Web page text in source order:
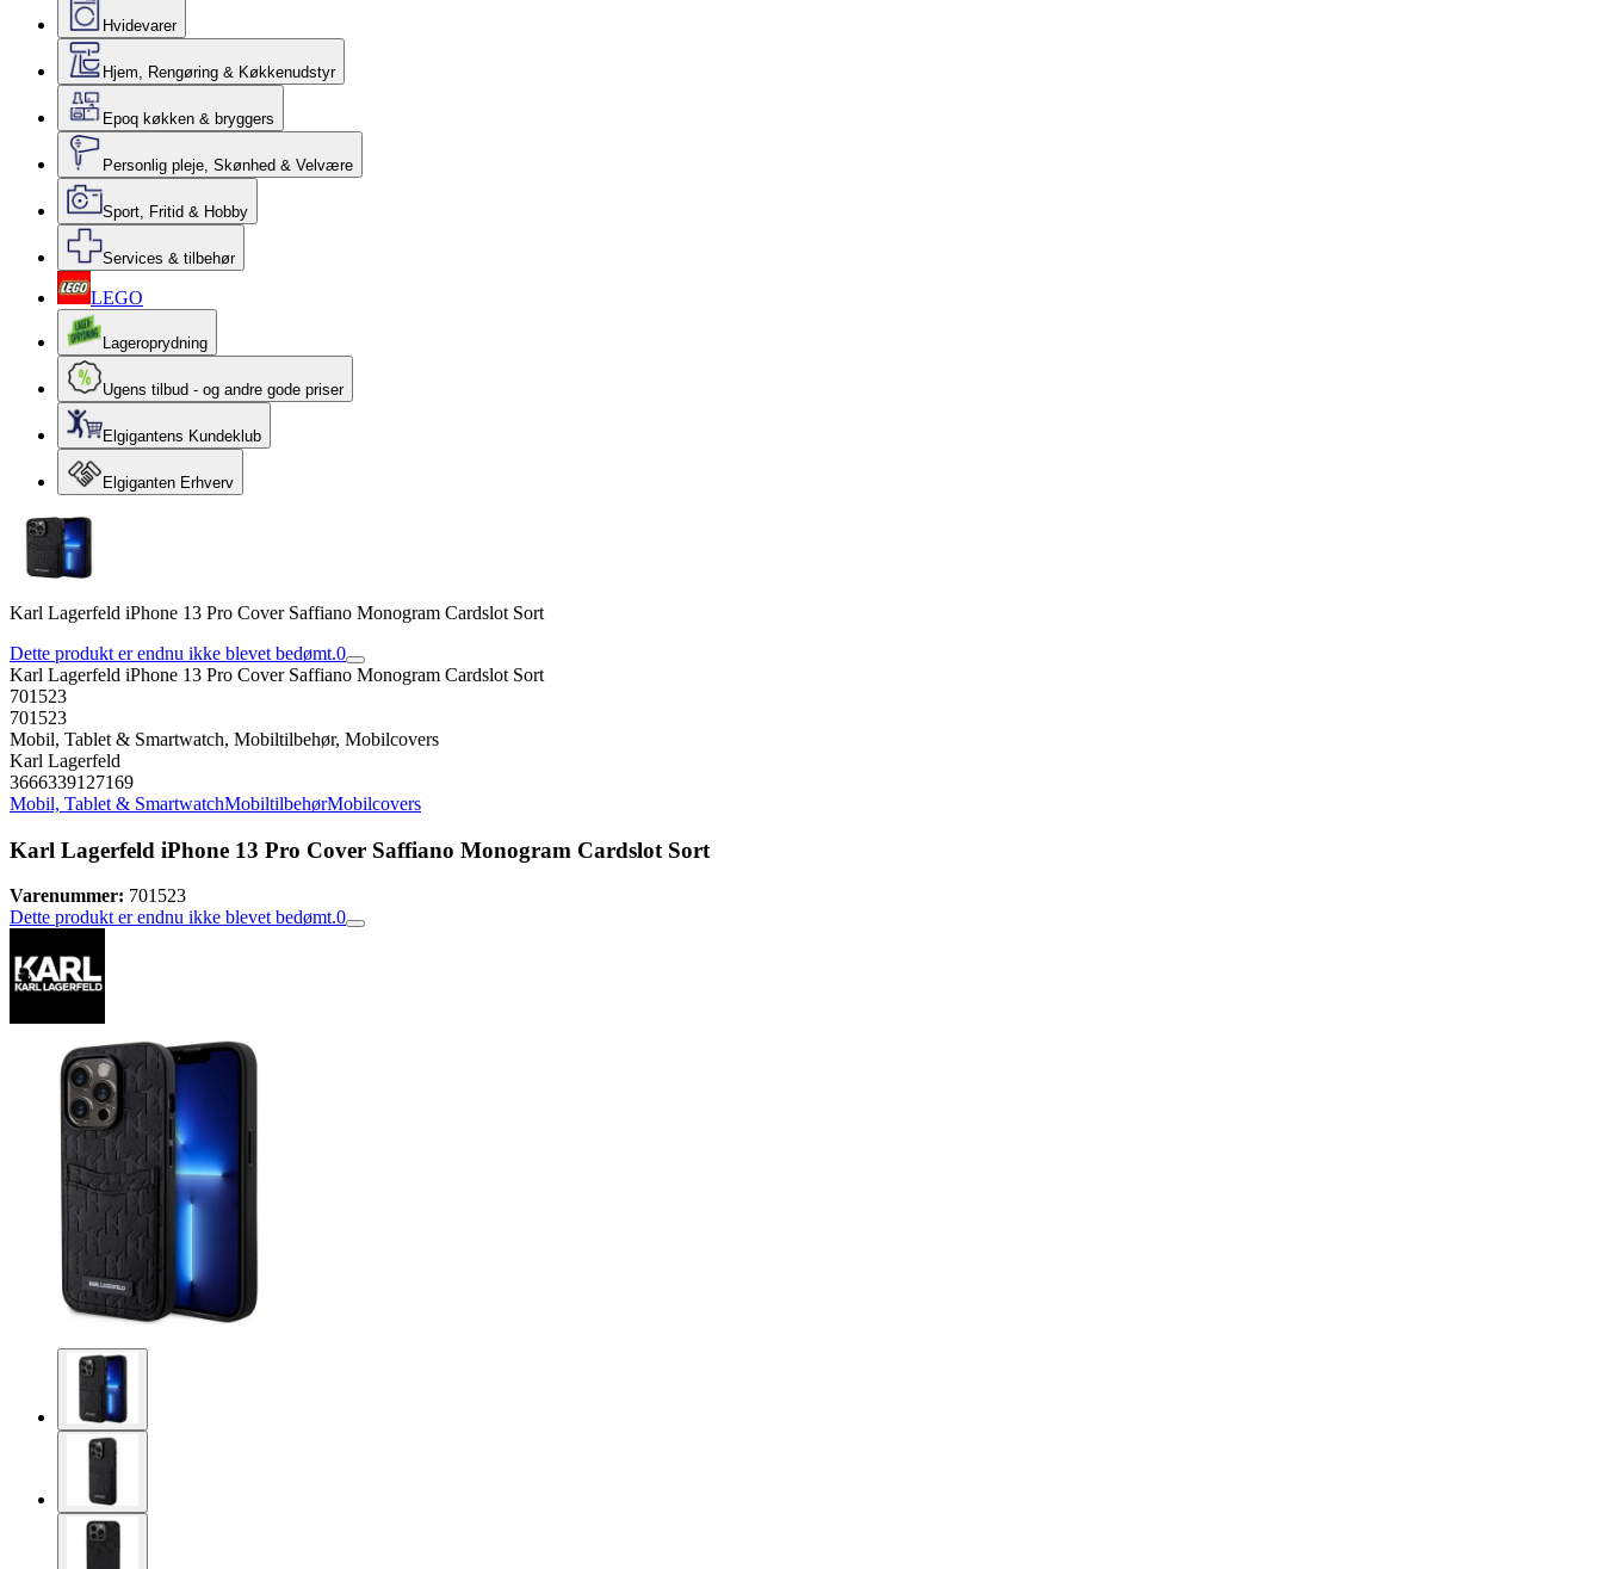
Hvidevarer
Hjem, Rengøring & Køkkenudstyr
Epoq køkken & bryggers
Personlig pleje, Skønhed & Velvære
Sport, Fritid & Hobby
Services & tilbehør
LEGO
Lageroprydning
Ugens tilbud - og andre gode priser
Elgigantens Kundeklub
Elgiganten Erhverv
Karl Lagerfeld iPhone 13 Pro Cover Saffiano Monogram Cardslot Sort
Dette produkt er endnu ikke blevet bedømt.0
Karl Lagerfeld iPhone 13 Pro Cover Saffiano Monogram Cardslot Sort
701523
701523
Mobil, Tablet & Smartwatch, Mobiltilbehør, Mobilcovers
Karl Lagerfeld
3666339127169
Mobil, Tablet & SmartwatchMobiltilbehørMobilcovers
Karl Lagerfeld iPhone 13 Pro Cover Saffiano Monogram Cardslot Sort
Varenummer: 701523
Dette produkt er endnu ikke blevet bedømt.0